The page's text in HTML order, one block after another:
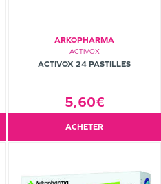
ARKOPHARMA
ACTIVOX
ACTIVOX 24 PASTILLES
5,60€
ACHETER